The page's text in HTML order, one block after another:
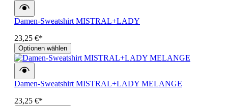
Damen-Sweatshirt MISTRAL+LADY
23,25 €*
Optionen wählen
Damen-Sweatshirt MISTRAL+LADY MELANGE
23,25 €*